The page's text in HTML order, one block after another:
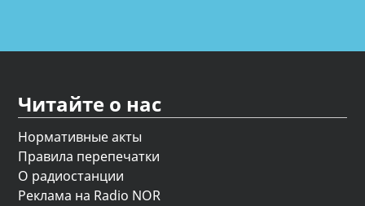
Читайте о нас
Нормативные акты
Правила перепечатки
О радиостанции
Реклама на Radio NOR